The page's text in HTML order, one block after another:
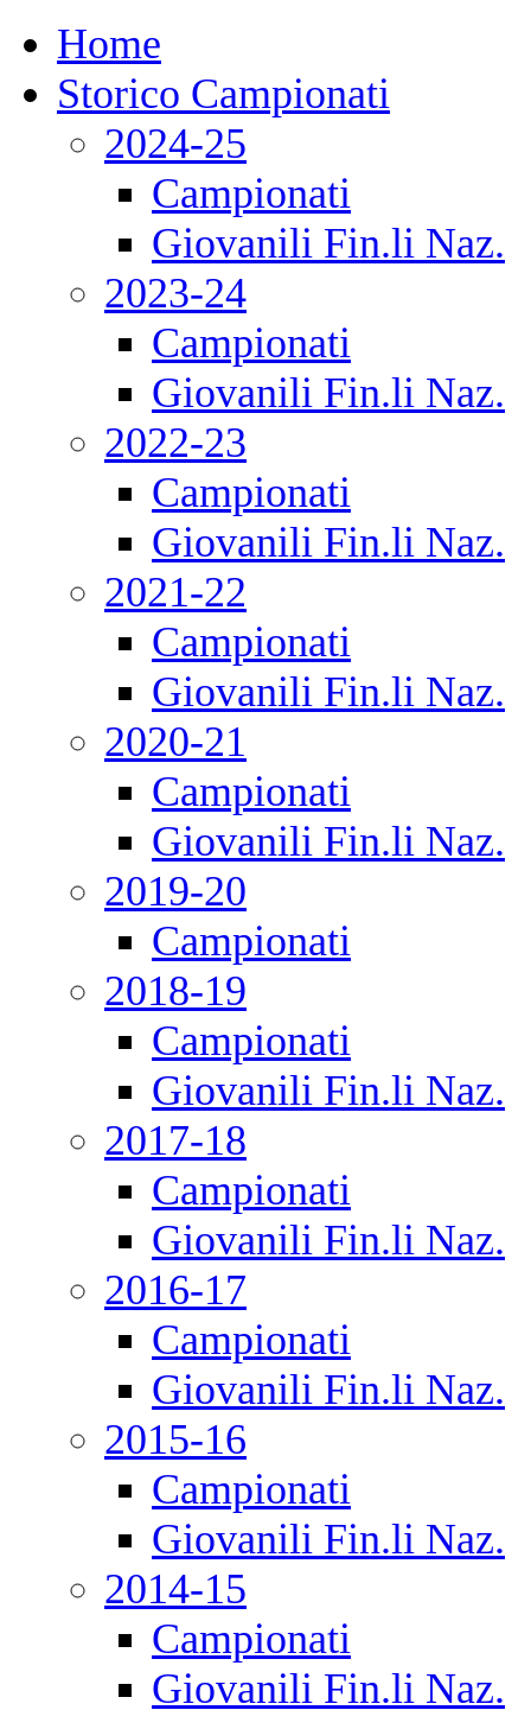
Home
Storico Campionati
2024-25
Campionati
Giovanili Fin.li Naz.
2023-24
Campionati
Giovanili Fin.li Naz.
2022-23
Campionati
Giovanili Fin.li Naz.
2021-22
Campionati
Giovanili Fin.li Naz.
2020-21
Campionati
Giovanili Fin.li Naz.
2019-20
Campionati
2018-19
Campionati
Giovanili Fin.li Naz.
2017-18
Campionati
Giovanili Fin.li Naz.
2016-17
Campionati
Giovanili Fin.li Naz.
2015-16
Campionati
Giovanili Fin.li Naz.
2014-15
Campionati
Giovanili Fin.li Naz.